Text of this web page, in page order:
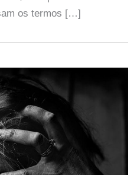
os termos […]